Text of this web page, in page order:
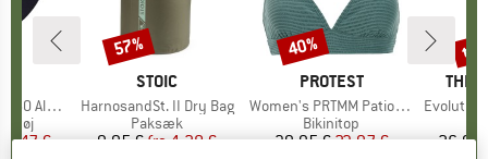
Brief
pris
€
MÆRKE
STOIC
Artikel
HarnosandSt. II Dry Bag
Produktgruppe
Paksæk
Pris
9,95 € Nedsat pris
fra4,28 €
Rabat
57%
MÆRKE
PROTEST
Artikel
Women's PRTMM Patio Triangle
Produktgruppe
Bikinitop
Pris
39,95 €Nedsat pris
23,97 €
Rabat
40%
THE
Artikel
Evolution
26,95
til